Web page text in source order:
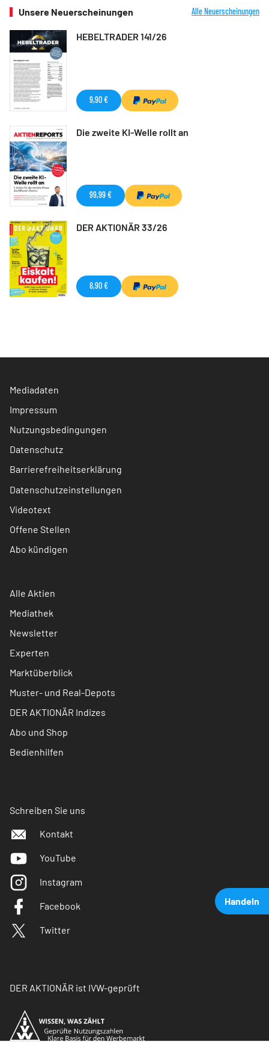
Handeln
Unsere Neuerscheinungen Alle Neuerscheinungen
HEBELTRADER 141/26
9,90 €
Die zweite KI-Welle rollt an
99,99 €
DER AKTIONÄR 33/26
8,90 €
Mediadaten
Impressum
Nutzungsbedingungen
Datenschutz
Barrierefreiheitserklärung
Datenschutzeinstellungen
Videotext
Offene Stellen
Abo kündigen
Alle Aktien
Mediathek
Newsletter
Experten
Marktüberblick
Muster- und Real-Depots
DER AKTIONÄR Indizes
Abo und Shop
Bedienhilfen
Schreiben Sie uns
Kontakt
YouTube
Instagram
Facebook
Twitter
DER AKTIONÄR ist IVW-geprüft